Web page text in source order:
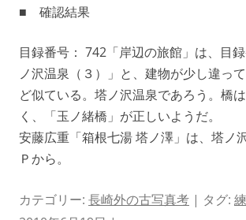
■ 確認結果
目録番号： 742「岸辺の旅館」は、目
ノ沢温泉（３）」と、建物が少し違っ
ど似ている。塔ノ沢温泉であろう。橋
く、「玉ノ緒橋」が正しいようだ。
安藤広重「箱根七湯 塔ノ澤」は、塔ノ
Ｐから。
カテゴリー: 長崎外の古写真考 | タグ: